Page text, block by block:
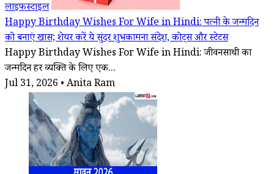
लाइफस्टाइल
Happy Birthday Wishes For Wife in Hindi: पत्नी के जन्मदिन
को बनाएं खास; शेयर करें ये सुंदर शुभकामना संदेश, कोट्स और स्टेटस
Happy Birthday Wishes For Wife in Hindi: जीवनसाथी का
जन्मदिन हर व्यक्ति के लिए एक...
Jul 31, 2026 • Anita Ram